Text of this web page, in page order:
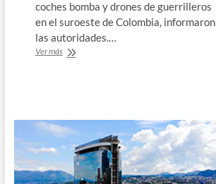
coches bomba y drones de guerrilleros
en el suroeste de Colombia, informaron
las autoridades.…
Ver másCuatro
disparos
y
explosivos
de
guerrilleros